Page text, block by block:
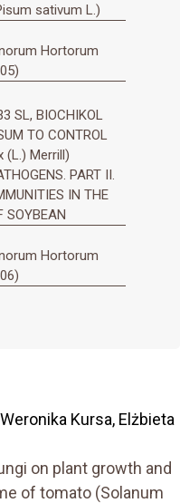
sativum L.)
Hortorum
SL, BIOCHIKOL
TO CONTROL
(L.) Merrill)
PART II.
IN THE
SOYBEAN
Hortorum
Kursa, Elżbieta
on plant growth and
of tomato (Solanum